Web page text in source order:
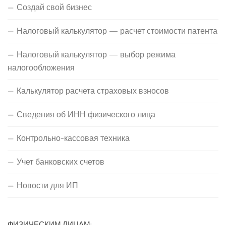
Создай свой бизнес
Налоговый калькулятор — расчет стоимости патента
Налоговый калькулятор — выбор режима
налогообложения
Калькулятор расчета страховых взносов
Сведения об ИНН физического лица
Контрольно-кассовая техника
Учет банковских счетов
Новости для ИП